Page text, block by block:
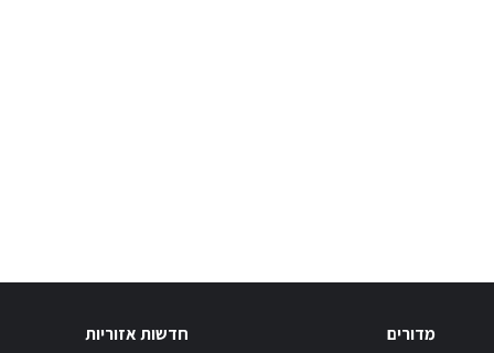
מדורים חדשות אזוריות